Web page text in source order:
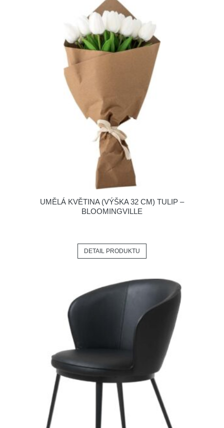
UMĚLÁ KVĚTINA (VÝŠKA 32 CM) TULIP –
BLOOMINGVILLE
DETAIL PRODUKTU